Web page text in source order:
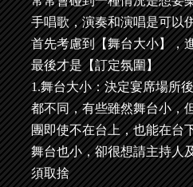
手唱歌，演奏和演唱是可以
首先考慮到【舞台大小】，
最後才是【訂定氛圍】
1.舞台大小：決定宴席場所
都不同，有些雖然舞台小，
團即使不在台上，也能在台
舞台也小，卻很想請主持人
須取捨